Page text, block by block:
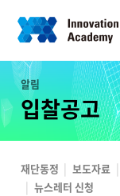
알림
입찰공고
재단동정 보도자료
뉴스레터 신청